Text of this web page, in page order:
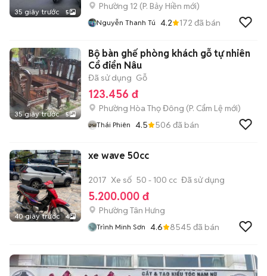
35 giây trước 5
Phường 12 (P. Bảy Hiền mới)
Nguyễn Thanh Tú 4.2 172 đã bán
35 giây trước 5
Bộ bàn ghế phòng khách gỗ tự nhiên
Cổ điển Nâu
Đã sử dụng Gỗ
123.456 đ
Phường Hòa Thọ Đông (P. Cẩm Lệ mới)
Thái Phiên 4.5 506 đã bán
40 giây trước 4
xe wave 50cc
2017 Xe số 50 - 100 cc Đã sử dụng
5.200.000 đ
Phường Tân Hưng
Trình Minh Sơn 4.6 8545 đã bán